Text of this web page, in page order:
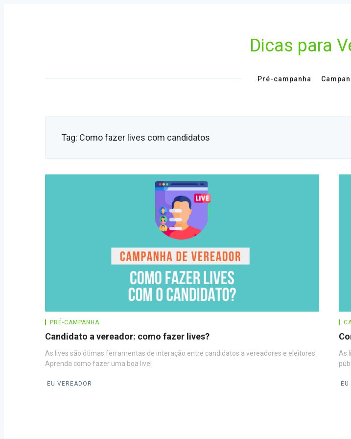
Dicas para
Pré-campanha
Tag: Como fazer lives com candidatos
PRÉ-CAMPANHA
Candidato a vereador: como fazer lives?
As lives são ótimas ferramentas de interação entre candidatos a vereadores e eleitores.
Aprenda como fazer uma boa live!
EU VEREADOR
As